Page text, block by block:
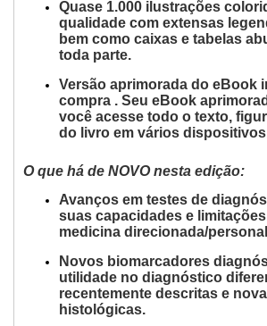
Quase 1.000 ilustrações
qualidade com extensas
bem como caixas e tabelas
toda parte.
Versão aprimorada do eBook
compra . Seu eBook
você acesse todo o texto,
do livro em vários
O que há de NOVO nesta edição:
Avanços em testes de
suas capacidades e
medicina direcionada/
Novos biomarcadores
utilidade no diagnóstico
recentemente descritas e
histológicas.